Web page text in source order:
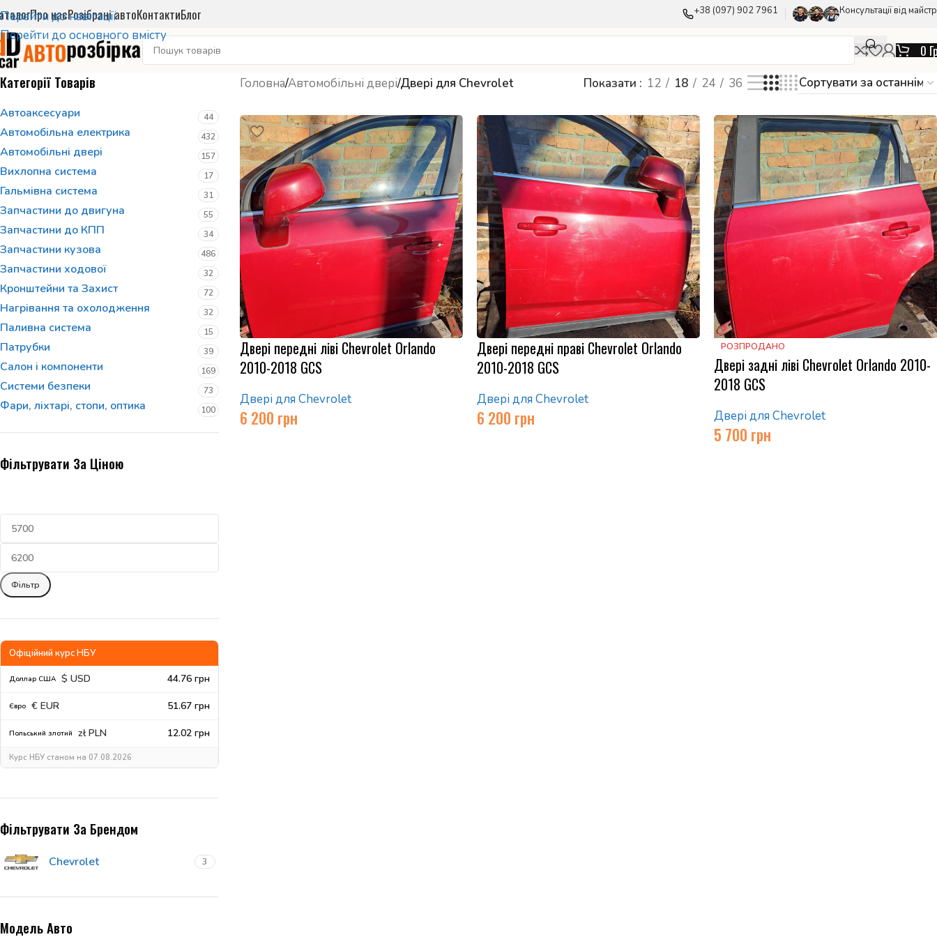
Перейти до навігації
Перейти до основного вмісту
Про насРозібрані автоКонтактиБлог +38 (097) 902 7961 Консультації від
0
Категорії Товарів
Автоаксесуари 44
Автомобільна електрика 432
Автомобільні двері 157
Вихлопна система 17
Гальмівна система 31
Запчастини до двигуна 55
Запчастини до КПП 34
Запчастини кузова 486
Запчастини ходової 32
Кронштейни та Захист 72
Нагрівання та охолодження 32
Паливна система 15
Патрубки 39
Салон і компоненти 169
Системи безпеки 73
Фари, ліхтарі, стопи, оптика 100
Фільтрувати За Ціною
Фільтр
Офіційний курс НБУ
Доллар США $ USD 44.76 грн
Євро € EUR 51.67 грн
Польський злотий zł PLN 12.02 грн
Курс НБУ станом на 07.08.2026
Фільтрувати За Брендом
Chevrolet 3
Модель Авто
Головна/Автомобільні двері/Двері для Сhevrolet Показати 12 18 24 36
Двері передні ліві Chevrolet Orlando
2010-2018 GCS
Двері для Сhevrolet
6 200 грн
Двері передні праві Chevrolet Orlando
2010-2018 GCS
Двері для Сhevrolet
6 200 грн
РОЗПРОДАНО
Двері задні ліві Chevrolet Orlando 2010-
2018 GCS
Двері для Сhevrolet
5 700 грн